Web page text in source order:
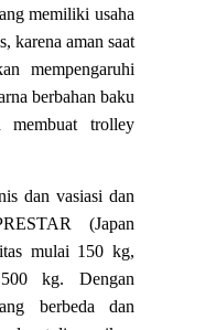
memiliki usaha
karena aman saat
mempengaruhi
berbahan baku
membuat trolley
dan vasiasi dan
(Japan
mulai 150 kg,
kg. Dengan
berbeda dan